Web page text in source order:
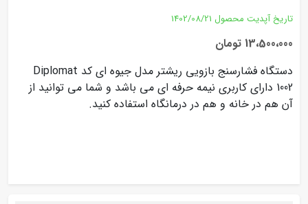
تاریخ آپدیت محصول 1402/08/21
13،500،000 تومان
دستگاه فشارسنج بازویی ریشتر مدل جیوه ای کد Diplomat
1002 دارای کاربری نیمه حرفه ای می باشد و شما می توانید از
آن هم در خانه و هم در درمانگاه استفاده کنید.